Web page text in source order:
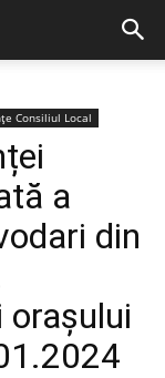
Consiliul Local
a
din
orașului